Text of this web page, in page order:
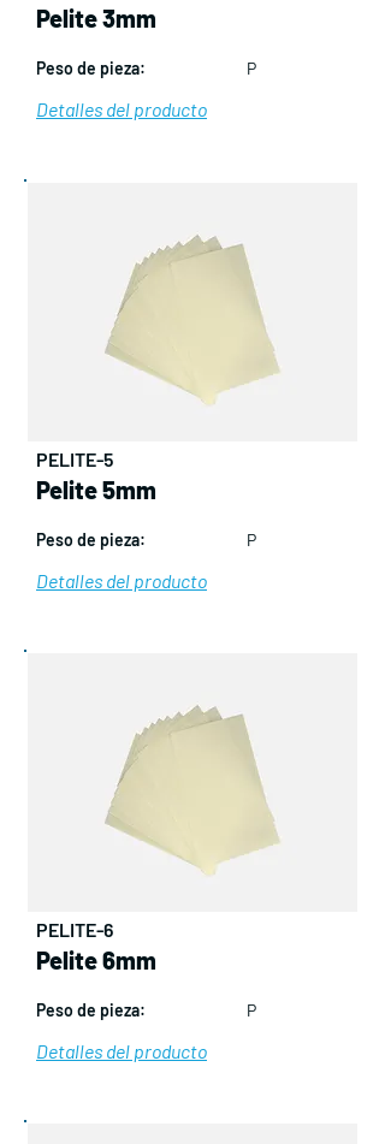
Pelite 3mm
Peso de pieza: P
Detalles del producto
PELITE-5
Pelite 5mm
Peso de pieza: P
Detalles del producto
PELITE-6
Pelite 6mm
Peso de pieza: P
Detalles del producto